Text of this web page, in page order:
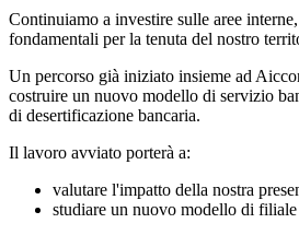
Continuiamo a investire sulle aree
fondamentali per la tenuta del nostro
Un percorso già iniziato insieme ad
costruire un nuovo modello di servizio
di desertificazione bancaria.
Il lavoro avviato porterà a:
valutare l'impatto della nostra
studiare un nuovo modello di